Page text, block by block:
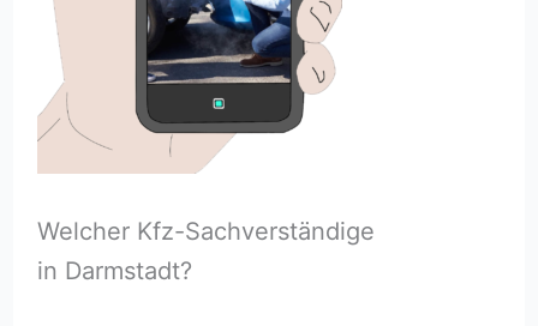
Welcher Kfz-Sachverständige
in Darmstadt?